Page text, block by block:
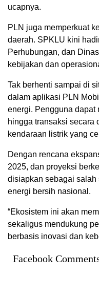
ucapnya.
PLN juga memperkuat
daerah. SPKLU kini
Perhubungan, dan
kebijakan dan
Tak berhenti sampai di
dalam aplikasi PLN
energi. Pengguna dapat
hingga transaksi secara
kendaraan listrik yang
Dengan rencana
2025, dan proyeksi
disiapkan sebagai salah
energi bersih nasional.
“Ekosistem ini akan
sekaligus mendukung
berbasis inovasi dan
Facebook